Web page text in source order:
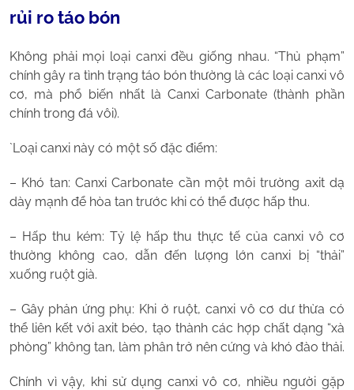
rủi ro táo bón
Không phải mọi loại canxi đều giống nhau. “Thủ phạm”
chính gây ra tình trạng táo bón thường là các loại canxi vô
cơ, mà phổ biến nhất là Canxi Carbonate (thành phần
chính trong đá vôi).
`Loại canxi này có một số đặc điểm:
– Khó tan: Canxi Carbonate cần một môi trường axit dạ
dày mạnh để hòa tan trước khi có thể được hấp thu.
– Hấp thu kém: Tỷ lệ hấp thu thực tế của canxi vô cơ
thường không cao, dẫn đến lượng lớn canxi bị “thải”
xuống ruột già.
– Gây phản ứng phụ: Khi ở ruột, canxi vô cơ dư thừa có
thể liên kết với axit béo, tạo thành các hợp chất dạng “xà
phòng” không tan, làm phân trở nên cứng và khó đào thải.
Chính vì vậy, khi sử dụng canxi vô cơ, nhiều người gặp